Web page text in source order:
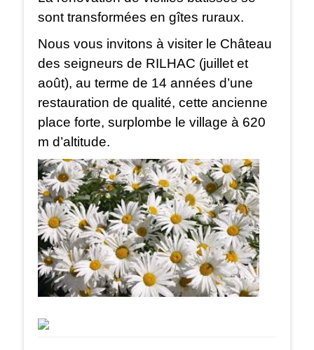
sont transformées en gîtes ruraux.
Nous vous invitons à visiter le Château
des seigneurs de RILHAC (juillet et
août), au terme de 14 années d’une
restauration de qualité, cette ancienne
place forte, surplombe le village à 620
m d’altitude.